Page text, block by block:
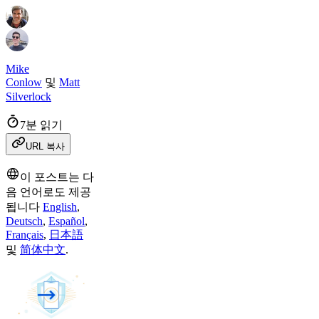
Mike
Conlow 및 Matt
Silverlock
7분 읽기
URL 복사
이 포스트는 다
음 언어로도 제공
됩니다 English,
Deutsch, Español,
Français, 日本語
및 简体中文.